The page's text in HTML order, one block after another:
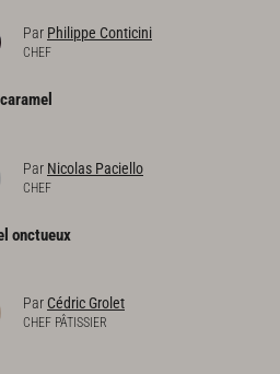
Par Philippe Conticini
CHEF
caramel
Par Nicolas Paciello
CHEF
onctueux
Par Cédric Grolet
CHEF PÂTISSIER